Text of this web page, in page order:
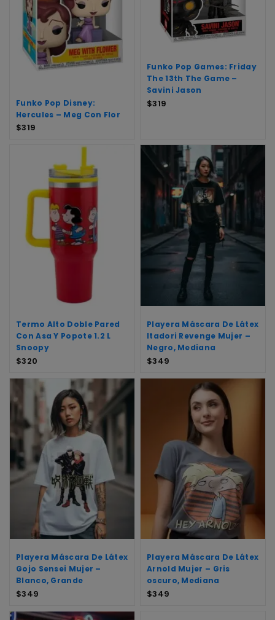
Funko Pop Disney:
Hercules – Meg Con Flor
$319
Funko Pop Games: Friday
The 13th The Game –
Savini Jason
$319
Termo Alto Doble Pared
Con Asa Y Popote 1.2 L
Snoopy
$320
Playera Máscara De Látex
Itadori Revenge Mujer –
Negro, Mediana
$349
Playera Máscara De Látex
Gojo Sensei Mujer –
Blanco, Grande
$349
Playera Máscara De Látex
Arnold Mujer – Gris
oscuro, Mediana
$349